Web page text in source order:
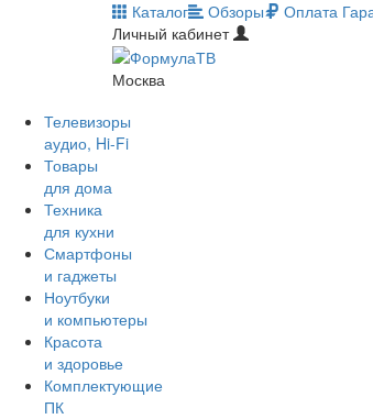
Каталог Обзоры Оплата
Личный кабинет
Москва
Телевизоры
аудио, Hi-Fi
Товары
для дома
Техника
для кухни
Смартфоны
и гаджеты
Ноутбуки
и компьютеры
Красота
и здоровье
Комплектующие
ПК